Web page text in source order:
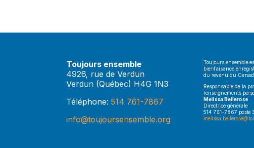
Toujours ensemble
4926, rue de Verdun
Verdun (Québec) H4G 1N3
Téléphone:514 761-7867
info@toujoursensemble.org
Toujours ensemble
bienfaisance
du revenu du
Responsable de la
renseignements
Melissa Bellerose
Directrice générale
514 761-7867 poste